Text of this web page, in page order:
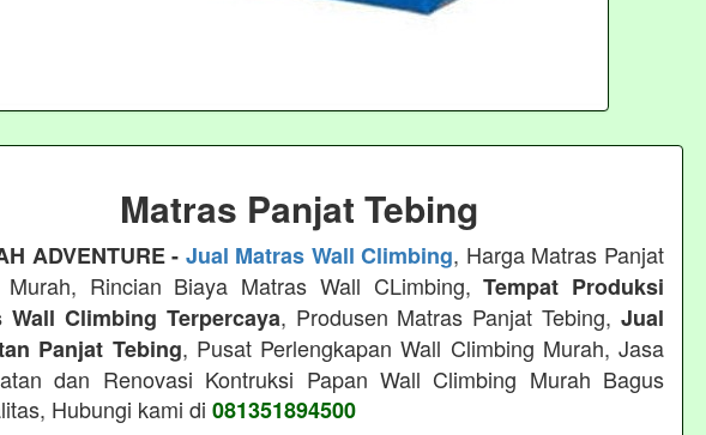
Matras Panjat Tebing
ADVENTURE - Jual Matras Wall Climbing, Harga Matras Panjat
Murah, Rincian Biaya Matras Wall CLimbing,Tempat Produksi
Wall Climbing Terpercaya, Produsen Matras Panjat Tebing, Jual
Panjat Tebing, Pusat Perlengkapan Wall Climbing Murah, Jasa
dan Renovasi Kontruksi Papan Wall Climbing Murah Bagus
Hubungi kami di 081351894500